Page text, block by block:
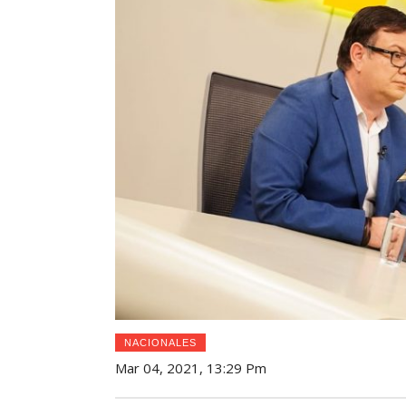
NACIONALES
Mar 04, 2021, 13:29 Pm